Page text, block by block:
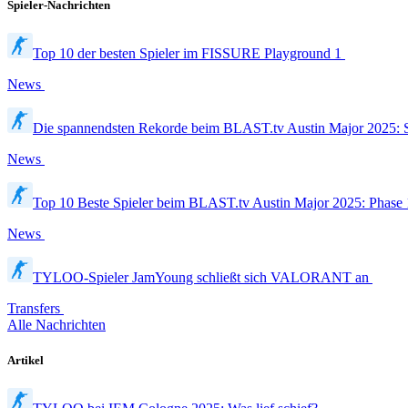
Spieler-Nachrichten
Top 10 der besten Spieler im FISSURE Playground 1
News
Die spannendsten Rekorde beim BLAST.tv Austin Major 2025:
News
Top 10 Beste Spieler beim BLAST.tv Austin Major 2025: Phase
News
TYLOO-Spieler JamYoung schließt sich VALORANT an
Transfers
Alle Nachrichten
Artikel